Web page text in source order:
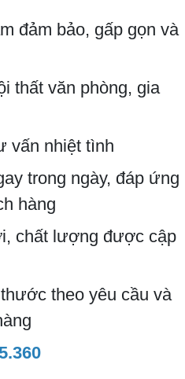
đảm bảo, gấp gọn và
thất văn phòng, gia
vấn nhiệt tình
trong ngày, đáp ứng
hàng
chất lượng được cập
theo yêu cầu và